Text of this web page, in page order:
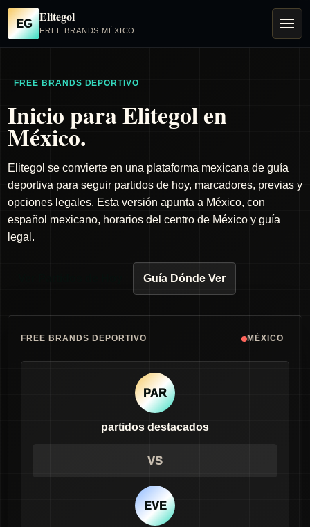
EG Elitegol
FREE BRANDS MÉXICO
FREE BRANDS DEPORTIVO
Inicio para Elitegol en
México.
Elitegol se convierte en una plataforma mexicana de guía
deportiva para seguir partidos de hoy, marcadores, previas y
opciones legales. Esta versión apunta a México, con
español mexicano, horarios del centro de México y guía
legal.
Guía Dónde Ver
FREE BRANDS DEPORTIVO MÉXICO
PAR
partidos destacados
VS
EVE